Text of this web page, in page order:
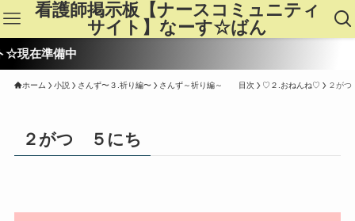
看護師掲示板【ナースコミュニティ
サイト】なーす☆ばん
在準備中
ホーム 小説 さんず〜３.祈り編〜 さんず～祈り編～ 目次 ♡２.おねんね♡ ２が
２がつ ５にち